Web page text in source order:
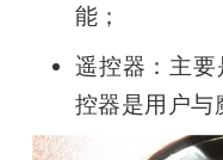
能；
遥控器：主
控器是用户与